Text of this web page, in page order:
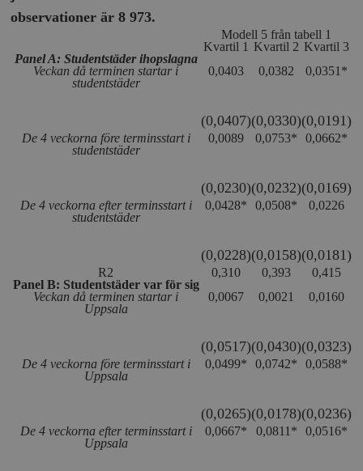
observationer är 8 973.
Modell 5 från tabell 1
Kvartil 1 Kvartil 2 Kvartil 3
Panel A: Studentstäder ihopslagna
Veckan då terminen startar i
studentstäder
0,0403
(0,0407)
0,0382
(0,0330)
0,0351*
(0,0191)
De 4 veckorna före terminsstart i
studentstäder
0,0089
(0,0230)
0,0753*
(0,0232)
0,0662*
(0,0169)
De 4 veckorna efter terminsstart i
studentstäder
0,0428*
(0,0228)
0,0508*
(0,0158)
0,0226
(0,0181)
R2 0,310 0,393
0,415
Panel B: Studentstäder var för sig
Veckan då terminen startar i
Uppsala
0,0067
(0,0517)
0,0021
(0,0430)
0,0160
(0,0323)
De 4 veckorna före terminsstart i
Uppsala
0,0499*
(0,0265)
0,0742*
(0,0178)
0,0588*
(0,0236)
De 4 veckorna efter terminsstart i
Uppsala
0,0667* 0,0811* 0,0516*
_gid
Google LLC
1 dag
_gat_UA-19195086-1
_ga_YBG49SLCTY
.timbro.se
_hjIncludedInSessionSample_675006
VISITOR_INFO1_LIVE
hålla reda på
inbäddade i
använder
eller gamla
av Youtube-
timbro.se
__cf_bm
Cloudflare
30
Denna
för
att göra
rapporter om
deras
.timbro.se
serie
såsom
Vimeo.com
Inc.
.vimeo.com
1 år 1
månad
Dessa kakor
av Vimeo-